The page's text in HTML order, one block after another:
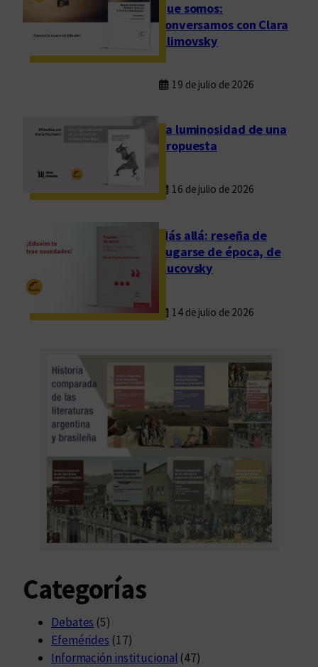
L
t
d
e
U
que somos:
conversamos con Clara
Klimovsky
19 de julio de 2026
La luminosidad de una
propuesta
16 de julio de 2026
Más allá: reseña de
Fugarse de época, de
Rucovsky
14 de julio de 2026
Categorías
Debates (5)
Efemérides (17)
Información institucional (47)